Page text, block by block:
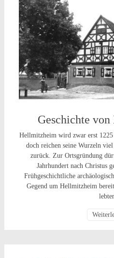
Geschichte
Hellmitzheim wird zwar erst
doch reichen seine Wurzeln
zurück. Zur Ortsgründung
Jahrhundert nach Christus
Frühgeschichtliche
Gegend um Hellmitzheim